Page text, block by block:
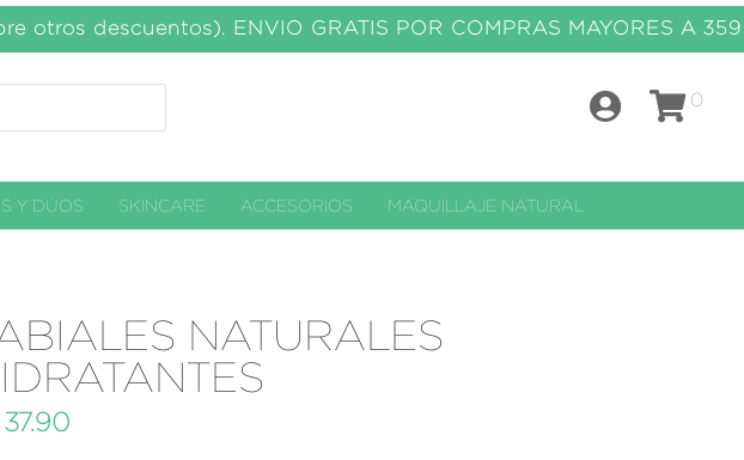
otros descuentos). ENVIO GRATIS POR COMPRAS MAYORES A 359
0
Y DÚOS SKINCARE ACCESORIOS MAQUILLAJE NATURAL
NATURALES